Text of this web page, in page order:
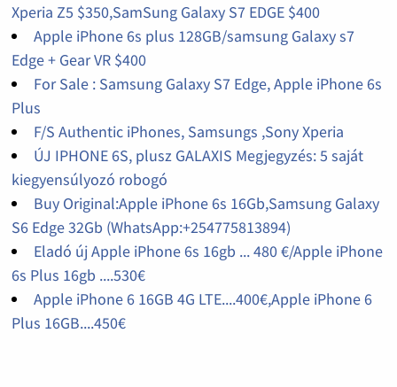
Xperia Z5 $350,SamSung Galaxy S7 EDGE $400
Apple iPhone 6s plus 128GB/samsung Galaxy s7
Edge + Gear VR $400
For Sale : Samsung Galaxy S7 Edge, Apple iPhone 6s
Plus
F/S Authentic iPhones, Samsungs ,Sony Xperia
ÚJ IPHONE 6S, plusz GALAXIS Megjegyzés: 5 saját
kiegyensúlyozó robogó
Buy Original:Apple iPhone 6s 16Gb,Samsung Galaxy
S6 Edge 32Gb (WhatsApp:+254775813894)
Eladó új Apple iPhone 6s 16gb ... 480 €/Apple iPhone
6s Plus 16gb ....530€
Apple iPhone 6 16GB 4G LTE....400€,Apple iPhone 6
Plus 16GB....450€